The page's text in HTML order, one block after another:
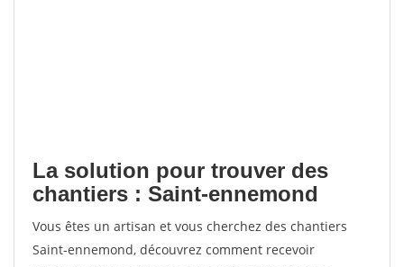
La solution pour trouver des
chantiers : Saint-ennemond
Vous êtes un artisan et vous cherchez des chantiers
Saint-ennemond, découvrez comment recevoir